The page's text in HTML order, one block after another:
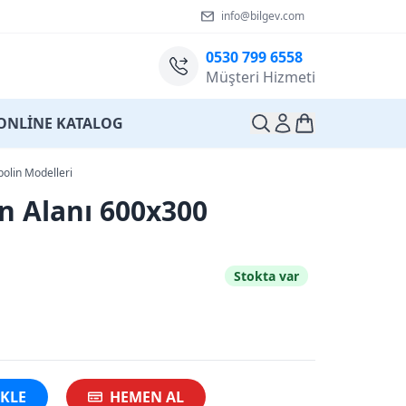
info@bilgev.com
0530 799 6558
Müşteri Hizmeti
KATALOG
Modelleri
Alanı 600x300
Stokta var
HEMEN AL